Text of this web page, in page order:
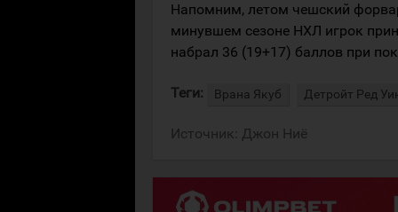
Напомним, летом чешский
минувшем сезоне НХЛ игрок
набрал 36 (19+17) баллов при
Теги: Врана Якуб Детройт Ред
Источник: Джон Ниё